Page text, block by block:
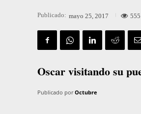
Publicado: mayo 25, 2017 555
Oscar visitando su
Publicado por Octubre